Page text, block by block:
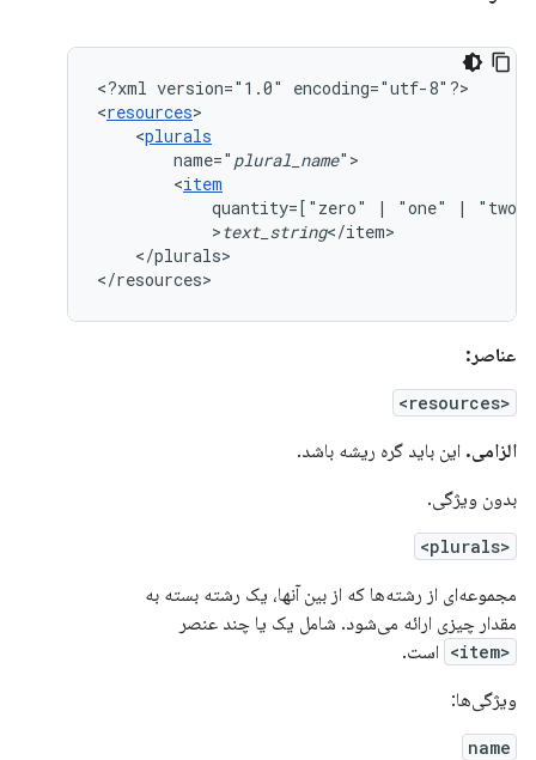
<?xml version="1.0"
encoding="utf-8"?>
<resources
<plurals
name=" plural_name
<item
quantity=["zero"
| "one" |
"two"
>text_string
</plurals>
</resources>
عناصر:
<resources>
الزامی. این باید گره ریشه باشد.
بدون ویژگی.
<plurals>
مجموعه‌ای از رشته‌ها که از بین آنها، یک رشته بسته به
مقدار چیزی ارائه می‌شود. شامل یک یا چند عنصر
<item>
است.
ویژگی‌ها:
name